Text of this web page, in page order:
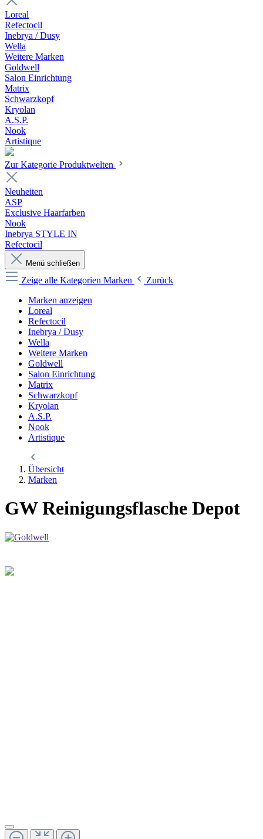
Loreal
Refectocil
Inebrya / Dusy
Wella
Weitere Marken
Goldwell
Salon Einrichtung
Matrix
Schwarzkopf
Kryolan
A.S.P.
Nook
Artistique
Zur Kategorie Produktwelten
Neuheiten
ASP
Exclusive Haarfarben
Nook
Inebrya STYLE IN
Refectocil
Menü schließen
Zeige alle Kategorien Marken
Zurück
Marken anzeigen
Loreal
Refectocil
Inebrya / Dusy
Wella
Weitere Marken
Goldwell
Salon Einrichtung
Matrix
Schwarzkopf
Kryolan
A.S.P.
Nook
Artistique
Übersicht
Marken
GW Reinigungsflasche Depot